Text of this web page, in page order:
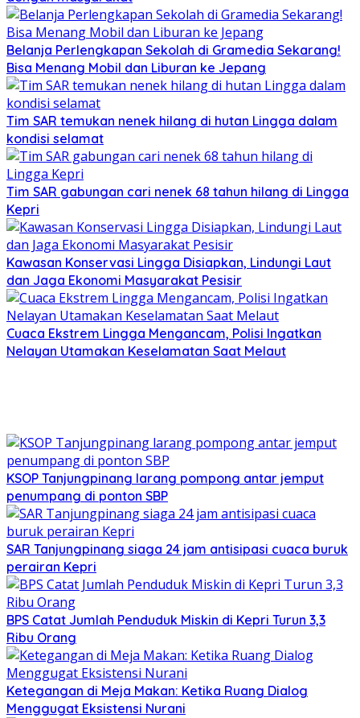
Belanja Perlengkapan Sekolah di Gramedia Sekarang!
Bisa Menang Mobil dan Liburan ke Jepang
Tim SAR temukan nenek hilang di hutan Lingga dalam
kondisi selamat
Tim SAR gabungan cari nenek 68 tahun hilang di Lingga
Kepri
Kawasan Konservasi Lingga Disiapkan, Lindungi Laut
dan Jaga Ekonomi Masyarakat Pesisir
Cuaca Ekstrem Lingga Mengancam, Polisi Ingatkan
Nelayan Utamakan Keselamatan Saat Melaut
KSOP Tanjungpinang larang pompong antar jemput
penumpang di ponton SBP
SAR Tanjungpinang siaga 24 jam antisipasi cuaca buruk
perairan Kepri
BPS Catat Jumlah Penduduk Miskin di Kepri Turun 3,3
Ribu Orang
Ketegangan di Meja Makan: Ketika Ruang Dialog
Menggugat Eksistensi Nurani